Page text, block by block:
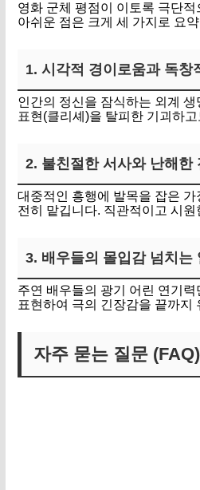
영화 군체 평점이 이토록 극단
아쉬운 점은 크게 세 가지로 요
1. 시각적 경이로움과 독창
인간의 정신을 잠식하는 외계
표현(클리셰)을 탈피한 기괴하
2. 불친절한 서사와 난해한
대중적인 흥행에 발목을 잡은
전히 맡깁니다. 직관적이고 시
3. 배우들의 몰입감 넘치는
주연 배우들의 광기 어린 연기
표현하여 극의 긴장감을 끝까지
자주 묻는 질문 (FAQ)